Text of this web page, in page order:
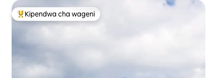
Kipendwa maarufu cha wageni
Kipendwa cha wageni